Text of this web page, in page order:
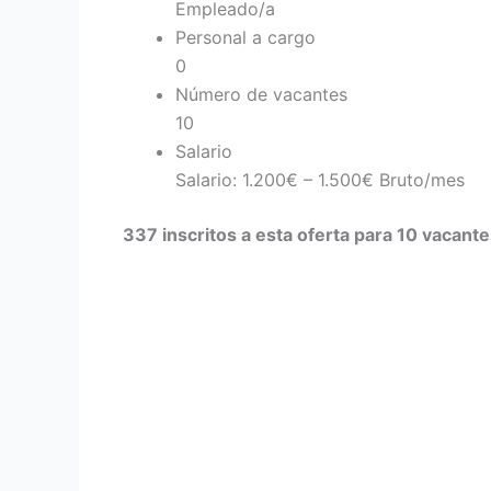
Empleado/a
Personal a cargo
0
Número de vacantes
10
Salario
Salario: 1.200€ – 1.500€ Bruto/mes
337 inscritos a esta oferta para 10